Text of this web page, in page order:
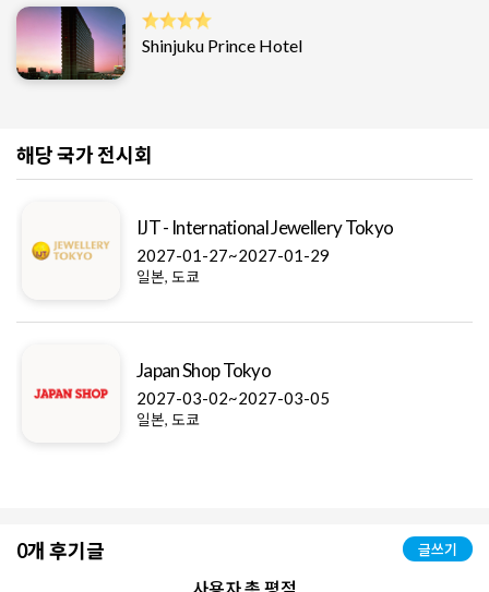
Shinjuku Prince Hotel
해당 국가 전시회
IJT - International Jewellery Tokyo
2027-01-27~2027-01-29
일본, 도쿄
Japan Shop Tokyo
2027-03-02~2027-03-05
일본, 도쿄
0개 후기글 글쓰기